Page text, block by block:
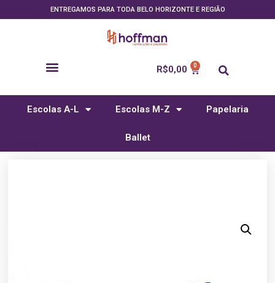
ENTREGAMOS PARA TODA BELO HORIZONTE E REGIÃO
R$0,00
Escolas A-L Escolas M-Z Papelaria
Ballet